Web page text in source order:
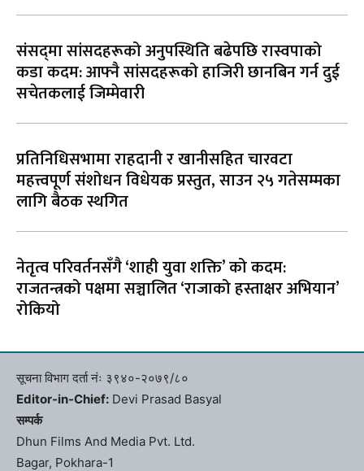
संसद्‌मा सांसदहरूको अनुपस्थिति बढेपछि रास्वपाको
कडा कदम: आफ्नै सांसदहरूको हाजिरी छानबिन गर्न दुई
सचेतकलाई जिम्मेवारी
प्रतिनिधिसभामा राहदानी र खानीसहित चारवटा
महत्त्वपूर्ण संशोधन विधेयक प्रस्तुत, साउन २५ गतेसम्मका
लागि बैठक स्थगित
नेतृत्व परिवर्तनसँगै ‘शाही युवा शक्ति’ को कदम:
राजतन्त्रको पक्षमा सञ्चालित ‘राजाको हस्ताक्षर अभियान’
रोकियो
सूचना विभाग दर्ता नंः ३९४०-२०७९/८०
Editor-in-Chief: Devi Prasad Basyal
सम्पर्क
Dhun Films And Media Pvt. Ltd.
Bagar, Pokhara-1